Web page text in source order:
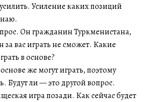
Усиление каких позиций
Он гражданин Туркменистана,
за вас играть не сможет. Какие
в основе?
же могут играть, поэтому
Будут ли — это другой вопрос.
игра позади. Как сейчас будет